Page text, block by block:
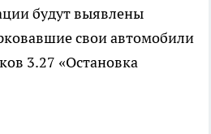
будут выявлены
свои автомобили
3.27 «Остановка